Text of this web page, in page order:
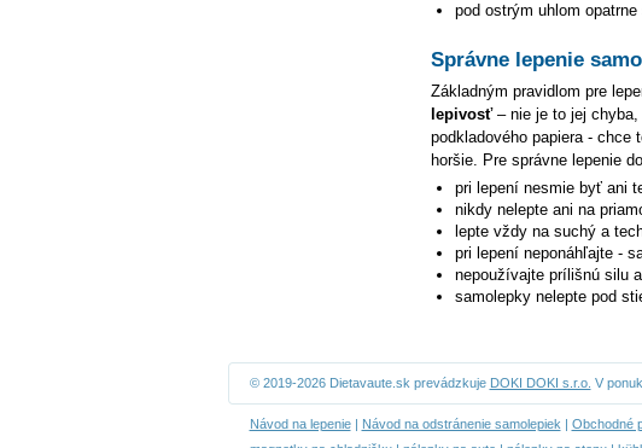
pod ostrým uhlom
Správne lepenie
Základným pravidlom pre
lepivosť– nie je to jej chyba,
podkladového papiera -
horšie. Pre správne lepenie
pri lepení nesmie byť ani
nikdy nelepte ani na
lepte vždy na suchý a
pri lepení neponáhľajte -
nepoužívajte prílišnú silu
samolepky nelepte pod
© 2019-2026 Dietavaute.sk prevádzkuje DOKI DOKI s.r.o. V
Návod na lepenie| Návod na odstránenie samolepiek | Obchodné